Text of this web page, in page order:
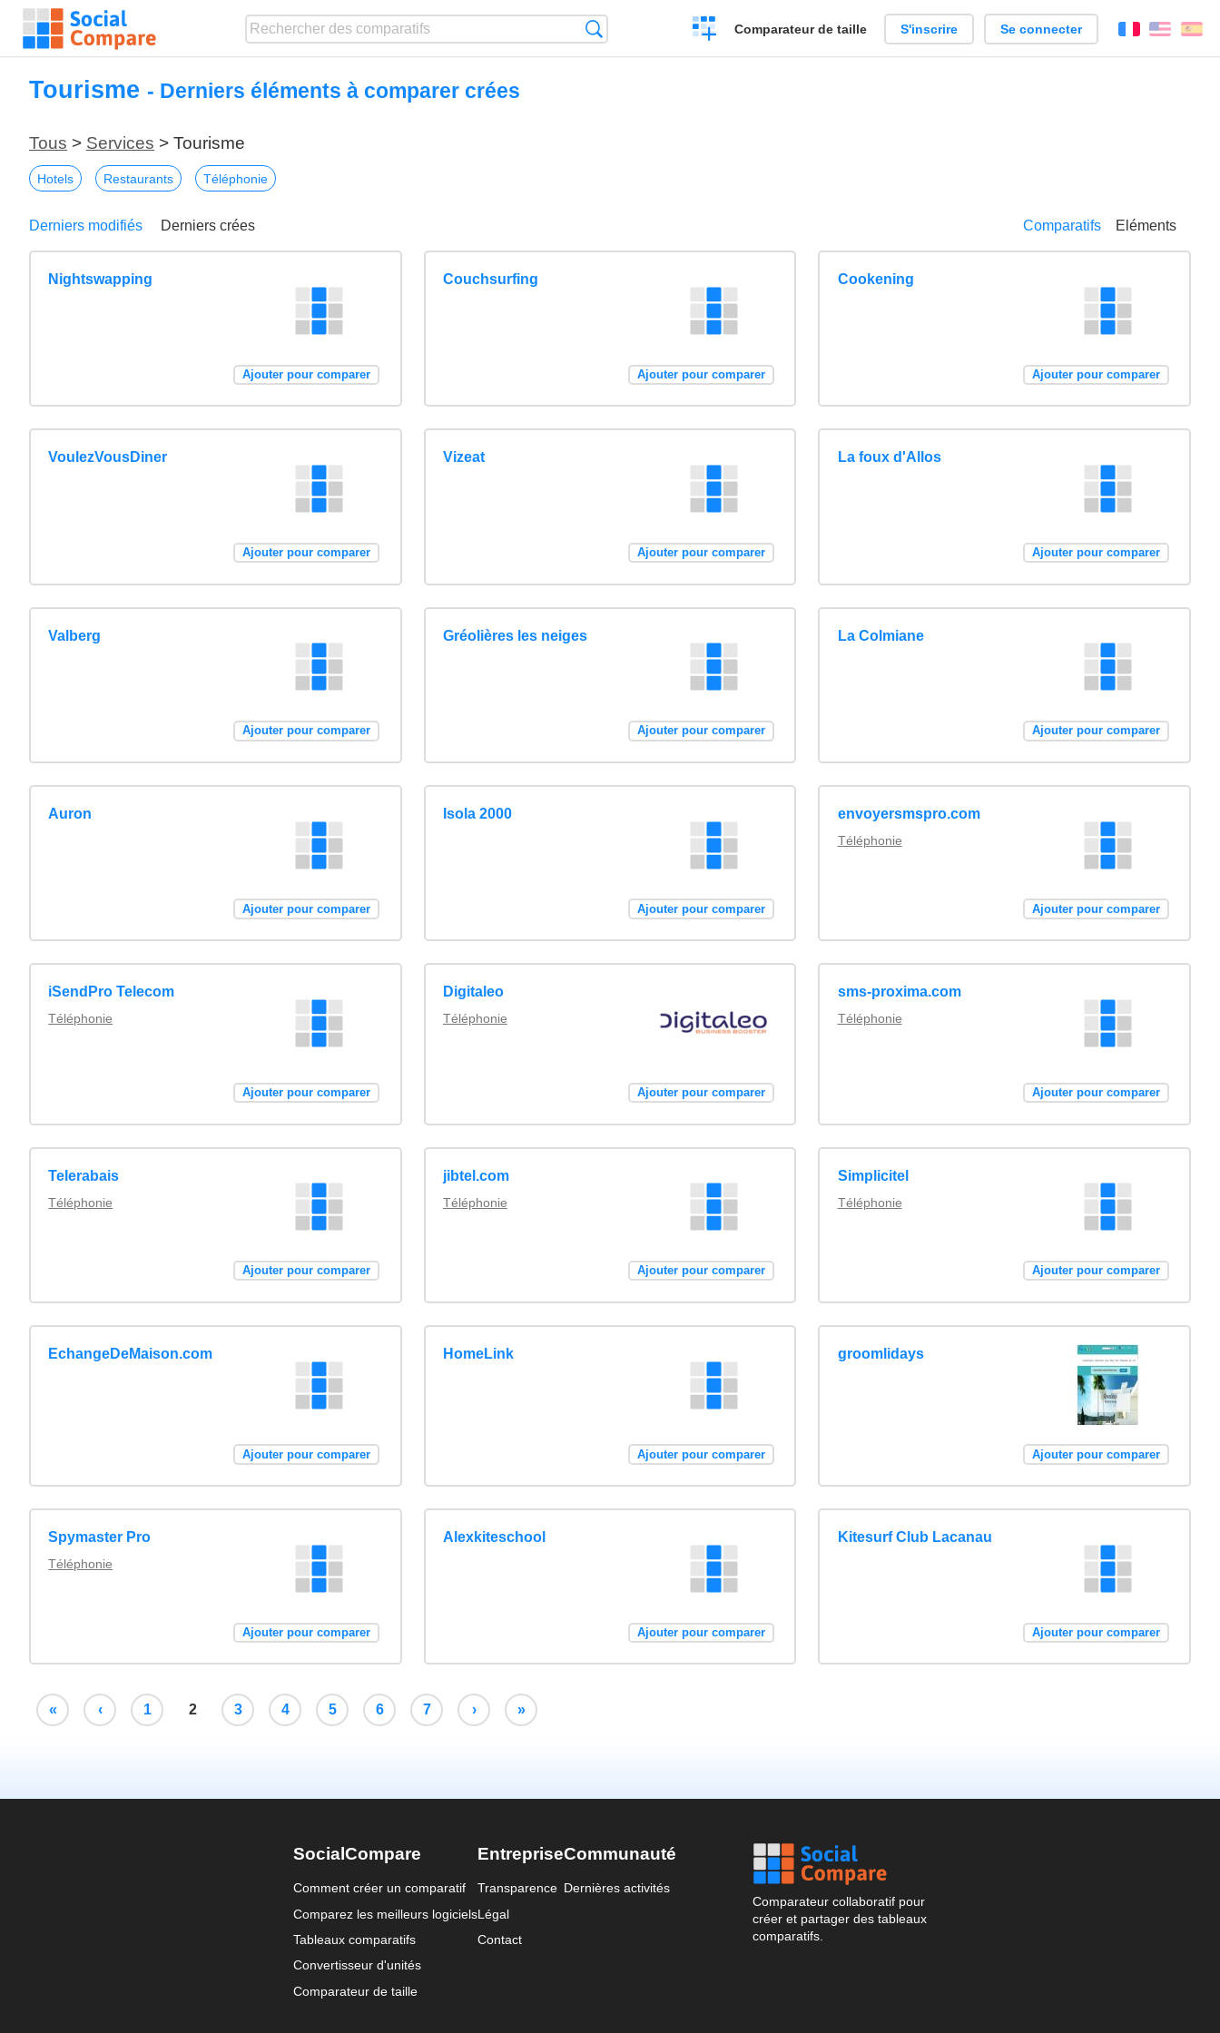
Créer
un
Comparateur de taille S'inscrire Se connecter FrançaisEnglish
Tourisme - Derniers éléments à comparer crées
Tous > Services > Tourisme
Hotels Restaurants Téléphonie
Derniers modifiés Derniers crées Comparatifs Eléments
Nightswapping
Ajouter pour comparer
Couchsurfing
Ajouter pour comparer
Cookening
Ajouter pour comparer
VoulezVousDiner
Ajouter pour comparer
Vizeat
Ajouter pour comparer
La foux d'Allos
Ajouter pour comparer
Valberg
Ajouter pour comparer
Gréolières les neiges
Ajouter pour comparer
La Colmiane
Ajouter pour comparer
Auron
Ajouter pour comparer
Isola 2000
Ajouter pour comparer
envoyersmspro.com
Téléphonie
Ajouter pour comparer
iSendPro Telecom
Téléphonie
Ajouter pour comparer
Digitaleo
Téléphonie
Ajouter pour comparer
sms-proxima.com
Téléphonie
Ajouter pour comparer
Telerabais
Téléphonie
Ajouter pour comparer
jibtel.com
Téléphonie
Ajouter pour comparer
Simplicitel
Téléphonie
Ajouter pour comparer
EchangeDeMaison.com
Ajouter pour comparer
HomeLink
Ajouter pour comparer
groomlidays
Ajouter pour comparer
Spymaster Pro
Téléphonie
Ajouter pour comparer
Alexkiteschool
Ajouter pour comparer
Kitesurf Club Lacanau
Ajouter pour comparer
« ‹ 1 2 3 4 5 6 7 › »
SocialCompare
Comment créer un comparatif
Comparez les meilleurs logiciels
Tableaux comparatifs
Convertisseur d'unités
Comparateur de taille
Entreprise
Transparence
Légal
Contact
Communauté
Dernières activités
Comparateur collaboratif pour
créer et partager des tableaux
comparatifs.